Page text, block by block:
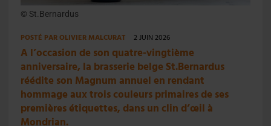
© St.Bernardus
POSTÉ PAROLIVIER MALCURAT 2 JUIN 2026
A l’occasion de son quatre-vingtième
anniversaire, la brasserie belge St.Bernardus
réédite son Magnum annuel en rendant
hommage aux trois couleurs primaires de ses
premières étiquettes, dans un clin d’œil à
Mondrian.